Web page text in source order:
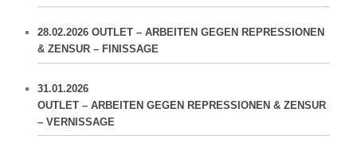
28.02.2026 OUTLET – ARBEITEN GEGEN REPRESSIONEN
& ZENSUR – FINISSAGE
31.01.2026
OUTLET – ARBEITEN GEGEN REPRESSIONEN & ZENSUR
– VERNISSAGE